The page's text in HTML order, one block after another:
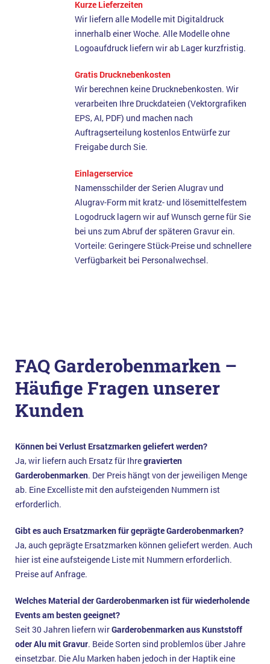
Kurze Lieferzeiten
Wir liefern alle Modelle mit Digitaldruck
innerhalb einer Woche. Alle Modelle ohne
Logoaufdruck liefern wir ab Lager kurzfristig.
Gratis Drucknebenkosten
Wir berechnen keine Drucknebenkosten. Wir
verarbeiten Ihre Druckdateien (Vektorgrafiken
EPS, AI, PDF) und machen nach
Auftragserteilung kostenlos Entwürfe zur
Freigabe durch Sie.
Einlagerservice
Namensschilder der Serien Alugrav und
Alugrav-Form mit kratz- und lösemittelfestem
Logodruck lagern wir auf Wunsch gerne für Sie
bei uns zum Abruf der späteren Gravur ein.
Vorteile: Geringere Stück-Preise und schnellere
Verfügbarkeit bei Personalwechsel.
FAQ Garderobenmarken –
Häufige Fragen unserer
Kunden
Können bei Verlust Ersatzmarken geliefert werden?
Ja, wir liefern auch Ersatz für Ihregravierten
Garderobenmarken. Der Preis hängt von der jeweiligen Menge
ab. Eine Excelliste mit den aufsteigenden Nummern ist
erforderlich.
Gibt es auch Ersatzmarken für geprägte Garderobenmarken?
Ja, auch geprägte Ersatzmarken können geliefert werden. Auch
hier ist eine aufsteigende Liste mit Nummern erforderlich.
Preise auf Anfrage.
Welches Material der Garderobenmarken ist für wiederholende
Events am besten geeignet?
Seit 30 Jahren liefern wirGarderobenmarken aus Kunststoff
oder Alu mit Gravur. Beide Sorten sind problemlos über Jahre
einsetzbar. Die Alu Marken haben jedoch in der Haptik eine